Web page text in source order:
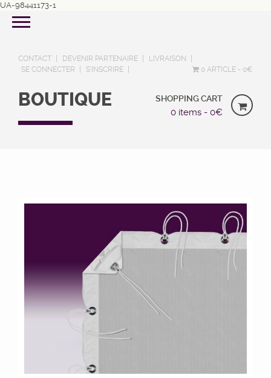
UA-98441173-1
CONTACT DEVENIR PARTENAIRE
LIVRAISON
SE CONNECTER
S’INSCRIRE 0 ARTICLE 0€
BOUTIQUE SHOPPING CART
0 items - 0€